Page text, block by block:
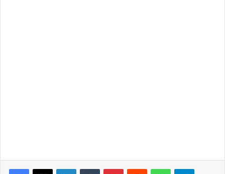
LinkedInTumblrPinterestReddit WhatsApp